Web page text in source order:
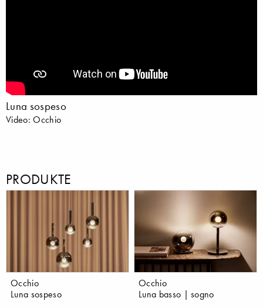
Luna sospeso
Video: Occhio
PRODUKTE
Occhio
Luna sospeso
Occhio
Luna basso | sogno